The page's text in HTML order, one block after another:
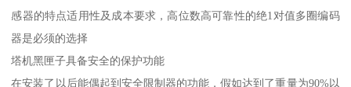
感器的特点适用性及成本要求，高位数高可靠性的绝1对值多圈编码
器是必须的选择
塔机黑匣子具备安全的保护功能
在安装了以后能偶起到安全限制器的功能，假如达到了重量为90%以